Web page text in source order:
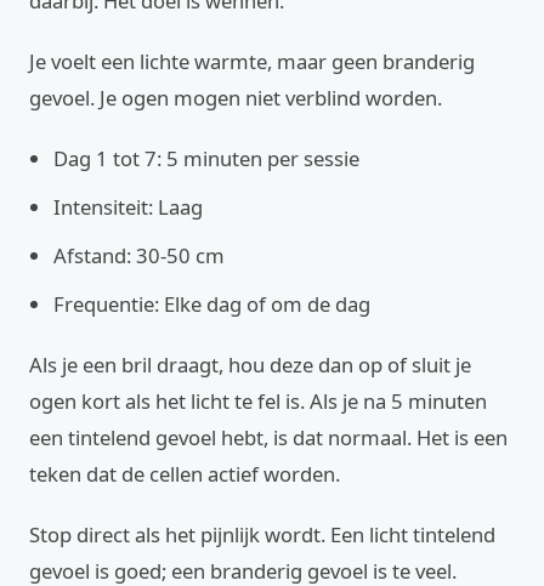
Je voelt een lichte warmte, maar geen branderig
gevoel. Je ogen mogen niet verblind worden.
Dag 1 tot 7: 5 minuten per sessie
Intensiteit: Laag
Afstand: 30-50 cm
Frequentie: Elke dag of om de dag
Als je een bril draagt, hou deze dan op of sluit je
ogen kort als het licht te fel is. Als je na 5 minuten
een tintelend gevoel hebt, is dat normaal. Het is een
teken dat de cellen actief worden.
Stop direct als het pijnlijk wordt. Een licht tintelend
gevoel is goed; een branderig gevoel is te veel.